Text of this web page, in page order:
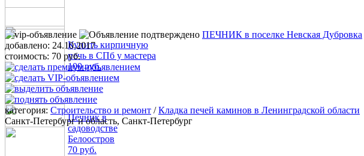
Купить кирпичную
печь в СПб у мастера
100 руб.
Печник в
садоводстве
Белоостров
70 руб.
ПЕЧНИК в поселке Невская Дубровка
добавлено: 24.10.2017
стоимость: 70 руб.
категория: Строительство и ремонт /Кладка печей каминов в Ленинградской области
Санкт-Петербург и область, Санкт-Петербург